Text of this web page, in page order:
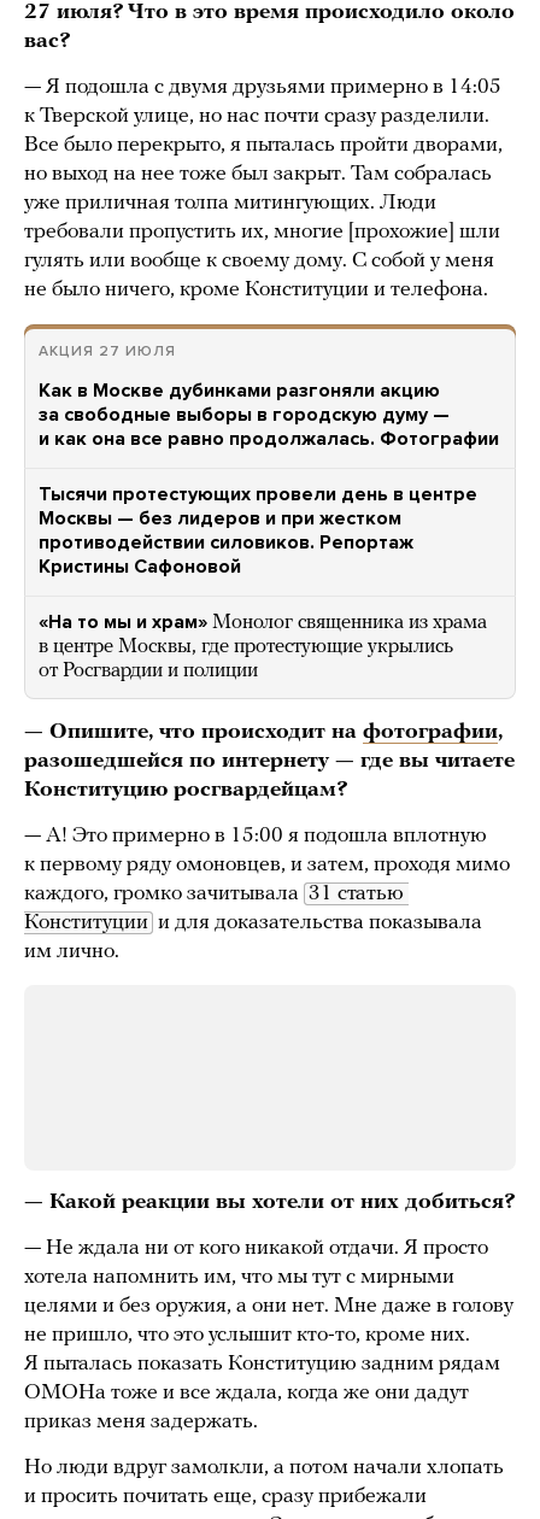
27 июля? Что в это время происходило около
вас?
— Я подошла с двумя друзьями примерно в 14:05
к Тверской улице, но нас почти сразу разделили.
Все было перекрыто, я пыталась пройти дворами,
но выход на нее тоже был закрыт. Там собралась
уже приличная толпа митингующих. Люди
требовали пропустить их, многие [прохожие] шли
гулять или вообще к своему дому. С собой у меня
не было ничего, кроме Конституции и телефона.
АКЦИЯ 27 ИЮЛЯ
Как в Москве дубинками разгоняли акцию
за свободные выборы в городскую думу —
и как она все равно продолжалась. Фотографии
Тысячи протестующих провели день в центре
Москвы — без лидеров и при жестком
противодействии силовиков. Репортаж
Кристины Сафоновой
«На то мы и храм» Монолог священника из храма
в центре Москвы, где протестующие укрылись
от Росгвардии и полиции
— Опишите, что происходит на фотографии,
разошедшейся по интернету — где вы читаете
Конституцию росгвардейцам?
— А! Это примерно в 15:00 я подошла вплотную
к первому ряду омоновцев, и затем, проходя мимо
каждого, громко зачитывала 31 статью
Конституции и для доказательства показывала
им лично.
— Какой реакции вы хотели от них добиться?
— Не ждала ни от кого никакой отдачи. Я просто
хотела напомнить им, что мы тут с мирными
целями и без оружия, а они нет. Мне даже в голову
не пришло, что это услышит кто-то, кроме них.
Я пыталась показать Конституцию задним рядам
ОМОНа тоже и все ждала, когда же они дадут
приказ меня задержать.
Но люди вдруг замолкли, а потом начали хлопать
и просить почитать еще, сразу прибежали